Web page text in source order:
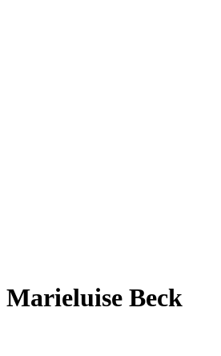
Marieluise Beck